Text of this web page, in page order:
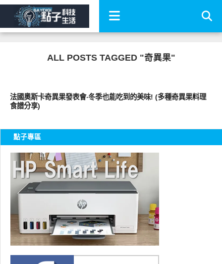
ALL POSTS TAGGED "奇異果"
法國奧斯卡奇異果發表會‧冬季也能吃到的美味! (多種奇異果料理
食譜分享)
點子專區